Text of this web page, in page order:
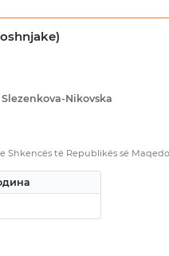
Nikovska
të Republikës së